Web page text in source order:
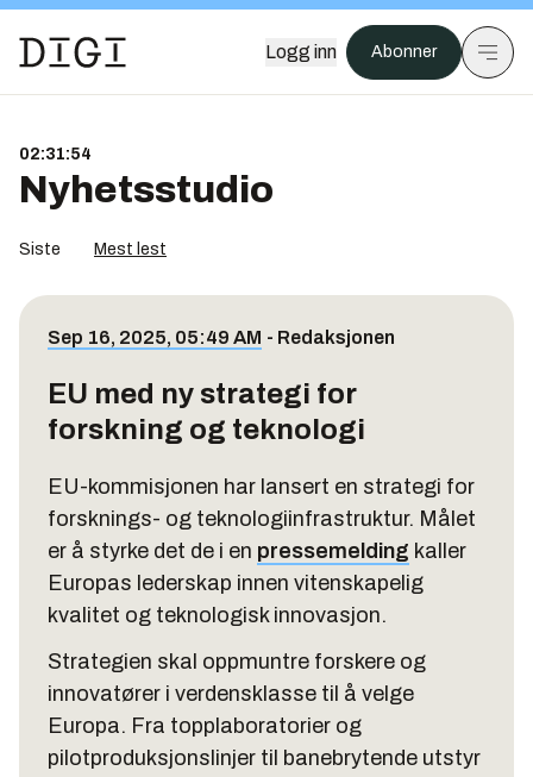
Logg inn Abonner
02:31:54
Nyhetsstudio
Siste Mest lest
Sep 16, 2025, 05:49 AM - Redaksjonen
EU med ny strategi for
forskning og teknologi
EU-kommisjonen har lansert en strategi for
forsknings- og teknologiinfrastruktur. Målet
er å styrke det de i en pressemelding kaller
Europas lederskap innen vitenskapelig
kvalitet og teknologisk innovasjon.
Strategien skal oppmuntre forskere og
innovatører i verdensklasse til å velge
Europa. Fra topplaboratorier og
pilotproduksjonslinjer til banebrytende utstyr